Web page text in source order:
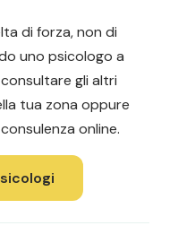
di forza, non di
uno psicologo a
gli altri
tua zona oppure
online.